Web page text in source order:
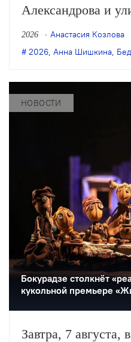
Александрова и
«Странствующие
Пэжо» из Санкт-
«Бедная Лиза» по
повести
2026
Анастасия Козлова
2026, Анна Шишкина,
НОВОСТИ
Бокурадзе столкнëт
кукольной премьере
Завтра, 7